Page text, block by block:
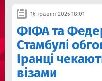
16 травня 2026 18:01
ФІФА та
Стамбулі
Іранці
візами